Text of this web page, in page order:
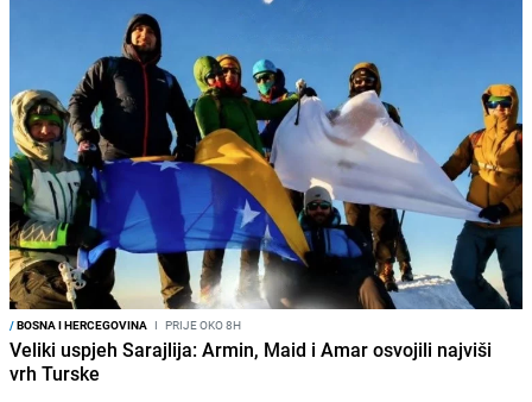
/BOSNA I HERCEGOVINA I PRIJE OKO 8H
Veliki uspjeh Sarajlija: Armin, Maid i Amar osvojili najviši
vrh Turske